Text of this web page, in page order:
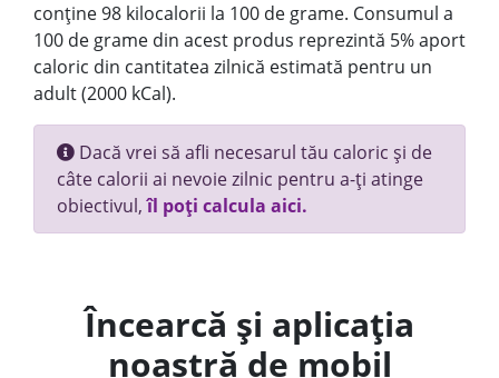
conține 98 kilocalorii la 100 de grame. Consumul a
100 de grame din acest produs reprezintă 5% aport
caloric din cantitatea zilnică estimată pentru un
adult (2000 kCal).
Dacă vrei să afli necesarul tău caloric și de
câte calorii ai nevoie zilnic pentru a-ți atinge
obiectivul,îl poți calcula aici.
Încearcă și aplicația
noastră de mobil